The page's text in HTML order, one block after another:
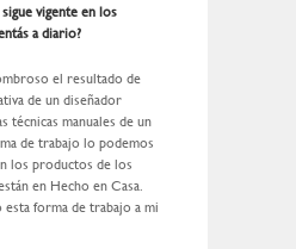
vigente en los
a diario?
el resultado de
de un diseñador
técnicas manuales de un
de trabajo lo podemos
los productos de los
en Hecho en Casa.
esta forma de trabajo a mi